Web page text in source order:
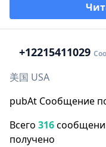
+12215411029
美国 USA
pubAt Сообщение
Всего 316
получено